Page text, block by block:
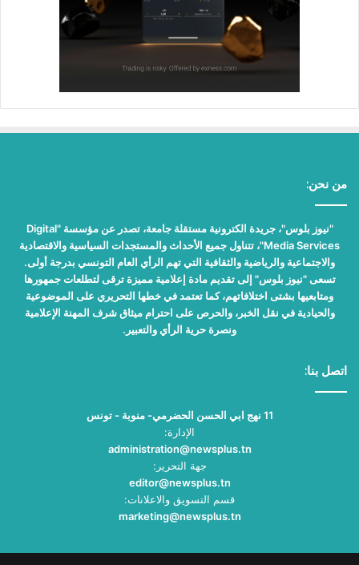
من نحن:
"نيوز بلوس"، جريدة الكترونية مستقلة جامعة، تصدر عن مؤسسة "Digital
Media Services"، تتناول جميع الأحداث والمستجدات السياسية والاقتصادية
والاجتماعية والرياضية والثقافية التي تهم الرأي العام التونسي بدرجة أولى.
تسعى "نيوز بلوس" إلى تقديم مادة إعلامية مميزة ترقى لتطلعات جمهورها
ومتابعيها بشتى اختلافاتهم، كما تعتمد في خطها التحريري على الموضوعية
والحيادية في نقل الخبر، والحرص على احترام ميثاق شرف المهنة الإعلامية
ونصرة حرية الرأي والتعبير.
اتصل بنا:
11 نهج ابي الحسن الحضرمي- منوبة - تونس
الإدارة:
administration@newsplus.tn
جهة التحرير:
editor@newsplus.tn
قسم التسويق والاعلانات:
marketing@newsplus.tn